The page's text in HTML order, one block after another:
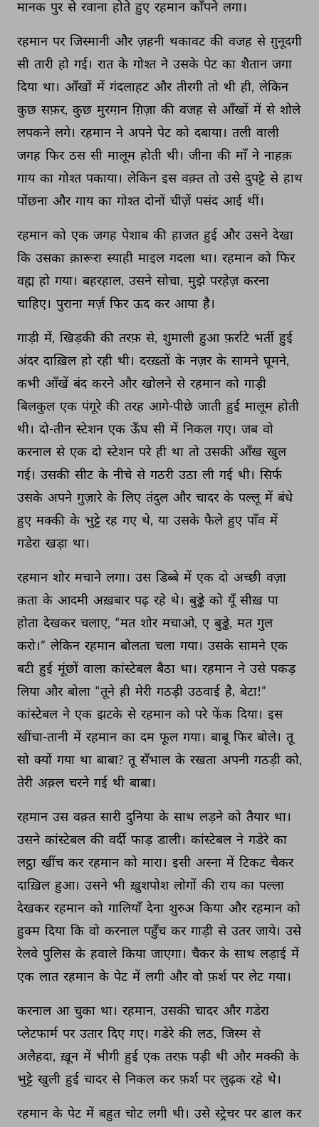
मानक पुर से रवाना होते हुए रहमान काँपने लगा।
रहमान पर जिस्मानी और ज़हनी थकावट की वजह से ग़ुनूदगी
सी तारी हो गई। रात के गोश्त ने उसके पेट का शैतान जगा
दिया था। आँखों में गंदलाहट और तीरगी तो थी ही, लेकिन
कुछ सफ़र, कुछ मुरग्ग़न ग़िज़ा की वजह से आँखों में से शोले
लपकने लगे। रहमान ने अपने पेट को दबाया। तली वाली
जगह फिर ठस सी मालूम होती थी। जीना की माँ ने नाहक़
गाय का गोश्त पकाया। लेकिन इस वक़्त तो उसे दुपट्टे से हाथ
पोंछना और गाय का गोश्त दोनों चीज़ें पसंद आई थीं।
रहमान को एक जगह पेशाब की हाजत हुई और उसने देखा
कि उसका क़ारूरा स्याही माइल गदला था। रहमान को फिर
वह्म हो गया। बहरहाल, उसने सोचा, मुझे परहेज़ करना
चाहिए। पुराना मर्ज़ फिर ऊद कर आया है।
गाड़ी में, खिड़की की तरफ़ से, शुमाली हुआ फ़र्राटे भर्ती हुई
अंदर दाख़िल हो रही थी। दरख़्तों के नज़र के सामने घूमने,
कभी आँखें बंद करने और खोलने से रहमान को गाड़ी
बिलकुल एक पंगूरे की तरह आगे-पीछे जाती हुई मालूम होती
थी। दो-तीन स्टेशन एक ऊँघ सी में निकल गए। जब वो
करनाल से एक दो स्टेशन परे ही था तो उसकी आँख खुल
गई। उसकी सीट के नीचे से गठरी उठा ली गई थी। सिर्फ
उसके अपने गुज़ारे के लिए तंदुल और चादर के पल्लू में बंधे
हुए मक्की के भुट्टे रह गए थे, या उसके फैले हुए पाँव में
गडेरा खड़ा था।
रहमान शोर मचाने लगा। उस डिब्बे में एक दो अच्छी वज़ा
क़ता के आदमी अख़बार पढ़ रहे थे। बुड्ढे को यूँ सीख़ पा
होता देखकर चलाए, “मत शोर मचाओ, ए बुड्ढे, मत गुल
करो।” लेकिन रहमान बोलता चला गया। उसके सामने एक
बटी हुई मूंछों वाला कांस्टेबल बैठा था। रहमान ने उसे पकड़
लिया और बोला “तूने ही मेरी गठड़ी उठवाई है, बेटा!”
कांस्टेबल ने एक झटके से रहमान को परे फेंक दिया। इस
खींचा-तानी में रहमान का दम फूल गया। बाबू फिर बोले। तू
सो क्यों गया था बाबा? तू सँभाल के रखता अपनी गठड़ी को,
तेरी अक़्ल चरने गई थी बाबा।
रहमान उस वक़्त सारी दुनिया के साथ लड़ने को तैयार था।
उसने कांस्टेबल की वर्दी फाड़ डाली। कांस्टेबल ने गडेरे का
लट्ठा खींच कर रहमान को मारा। इसी अस्ना में टिकट चैकर
दाख़िल हुआ। उसने भी ख़ुशपोश लोगों की राय का पल्ला
देखकर रहमान को गालियाँ देना शुरुअ किया और रहमान को
हुक्म दिया कि वो करनाल पहुँच कर गाड़ी से उतर जाये। उसे
रेलवे पुलिस के हवाले किया जाएगा। चैकर के साथ लड़ाई में
एक लात रहमान के पेट में लगी और वो फ़र्श पर लेट गया।
करनाल आ चुका था। रहमान, उसकी चादर और गडेरा
प्लेटफार्म पर उतार दिए गए। गडेरे की लठ, जिस्म से
अलैहदा, ख़ून में भीगी हुई एक तरफ़ पड़ी थी और मक्की के
भुट्टे खुली हुई चादर से निकल कर फ़र्श पर लुढ़क रहे थे।
रहमान के पेट में बहुत चोट लगी थी। उसे स्ट्रेचर पर डाल कर